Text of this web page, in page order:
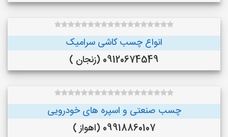
انواع چسب کاشی سرامیک
09120674549 (زنجان )
چسب صنعتی و اسپره های خودرویی
09918860107 (اهواز )